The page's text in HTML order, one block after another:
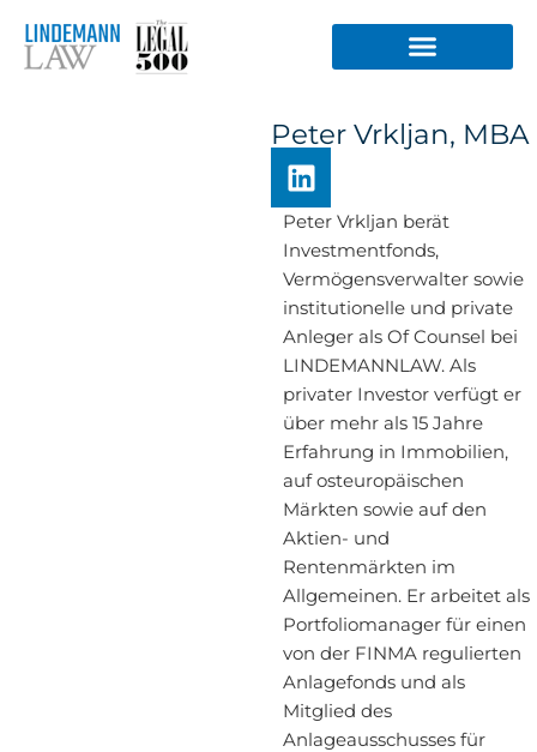
Inhalt
springen
Peter Vrkljan, MBA
L
i
n
k
e
d
i
n
Peter Vrkljan berät
Investmentfonds,
Vermögensverwalter sowie
institutionelle und private
Anleger als Of Counsel bei
LINDEMANNLAW. Als
privater Investor verfügt er
über mehr als 15 Jahre
Erfahrung in Immobilien,
auf osteuropäischen
Märkten sowie auf den
Aktien- und
Rentenmärkten im
Allgemeinen. Er arbeitet als
Portfoliomanager für einen
von der FINMA regulierten
Anlagefonds und als
Mitglied des
Anlageausschusses für